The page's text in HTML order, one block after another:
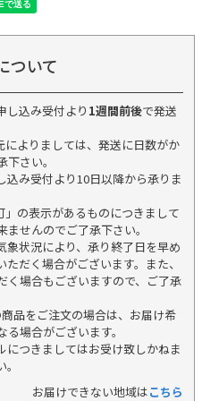
ついて
し込み受付より 1週間前後で発送
よりましては、発送に日数がか
さい。
み受付より10日以降から承りま
」の表示があるものにつきまして
せんのでご了承下さい。
状況により、承り終了日を早め
だく場合がございます。また、
く場合もございますので、ご了承
品をご注文の場合は、お届け希
場合がございます。
つきましてはお受け致しかねま
お届けできない地域はこちら